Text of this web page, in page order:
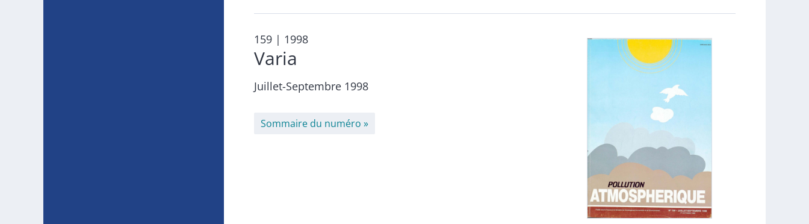
159 | 1998
Varia
Juillet-Septembre 1998
Sommaire du numéro